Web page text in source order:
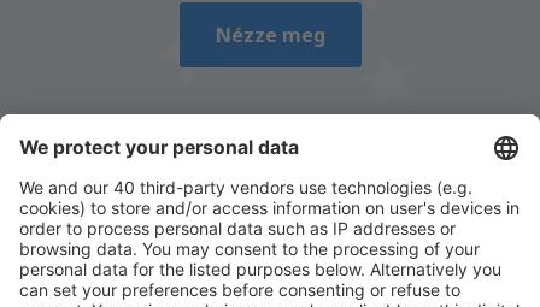
Nézze meg
Töltse le az alkalmazásunkatés tervezze